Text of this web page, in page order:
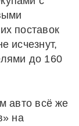
поставок
исчезнут,
до 160
авто всё же
на